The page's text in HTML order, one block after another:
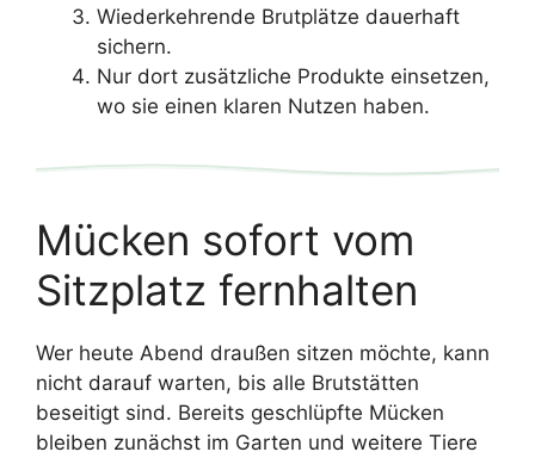
Wiederkehrende Brutplätze dauerhaft
sichern.
Nur dort zusätzliche Produkte einsetzen,
wo sie einen klaren Nutzen haben.
Mücken sofort vom
Sitzplatz fernhalten
Wer heute Abend draußen sitzen möchte, kann
nicht darauf warten, bis alle Brutstätten
beseitigt sind. Bereits geschlüpfte Mücken
bleiben zunächst im Garten und weitere Tiere